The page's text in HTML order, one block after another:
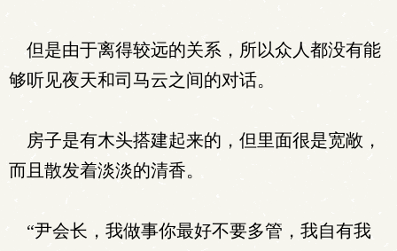
但是由于离得较远的关系，所以众人都没有能
够听见夜天和司马云之间的对话。
房子是有木头搭建起来的，但里面很是宽敞，
而且散发着淡淡的清香。
“尹会长，我做事你最好不要多管，我自有我